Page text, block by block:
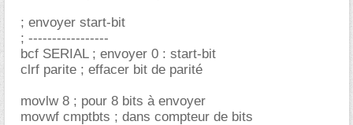
; envoyer start-bit
; -----------------
bcf SERIAL ; envoyer 0 : start-bit
clrf parite ; effacer bit de parité
movlw 8 ; pour 8 bits à envoyer
movwf cmptbts ; dans compteur de bits